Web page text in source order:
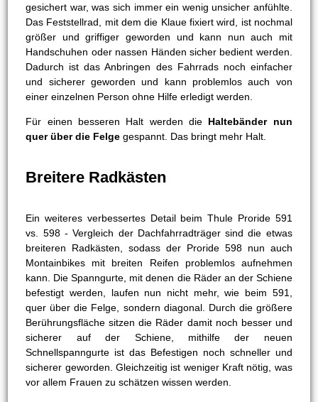
gesichert war, was sich immer ein wenig unsicher anfühlte.
Das Feststellrad, mit dem die Klaue fixiert wird, ist nochmal
größer und griffiger geworden und kann nun auch mit
Handschuhen oder nassen Händen sicher bedient werden.
Dadurch ist das Anbringen des Fahrrads noch einfacher
und sicherer geworden und kann problemlos auch von
einer einzelnen Person ohne Hilfe erledigt werden.
Für einen besseren Halt werden die Haltebänder nun
quer über die Felge gespannt. Das bringt mehr Halt.
Breitere Radkästen
Ein weiteres verbessertes Detail beim Thule Proride 591
vs. 598 - Vergleich der Dachfahrradträger sind die etwas
breiteren Radkästen, sodass der Proride 598 nun auch
Montainbikes mit breiten Reifen problemlos aufnehmen
kann. Die Spanngurte, mit denen die Räder an der Schiene
befestigt werden, laufen nun nicht mehr, wie beim 591,
quer über die Felge, sondern diagonal. Durch die größere
Berührungsfläche sitzen die Räder damit noch besser und
sicherer auf der Schiene, mithilfe der neuen
Schnellspanngurte ist das Befestigen noch schneller und
sicherer geworden. Gleichzeitig ist weniger Kraft nötig, was
vor allem Frauen zu schätzen wissen werden.